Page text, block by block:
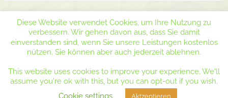
Gesundheitsmagazin Contact
Datenschutzerklärung
Disclaimer
Diese Website verwendet Cookies, um Ihre Nutzung zu
verbessern. Wir gehen davon aus, dass Sie damit
einverstanden sind, wenn Sie unsere Leistungen kostenlos
nützen. Sie können aber auch jederzeit ablehnen.
This website uses cookies to improve your experience. We'll
assume you're ok with this, but you can opt-out if you wish.
Cookie settings
Aktzeptieren